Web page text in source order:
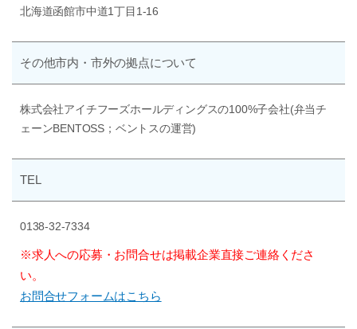
北海道函館市中道1丁目1-16
その他市内・市外の拠点について
株式会社アイチフーズホールディングスの100%子会社(弁当チ
ェーンBENTOSS；ベントスの運営)
TEL
0138-32-7334
※求人への応募・お問合せは掲載企業直接ご連絡くださ
い。
お問合せフォームはこちら